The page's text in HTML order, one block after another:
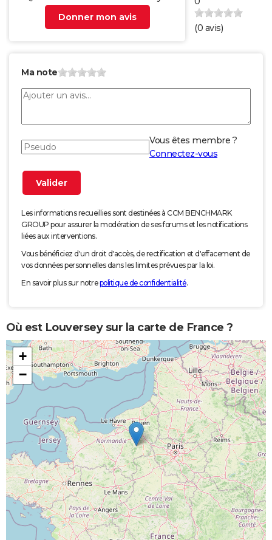
Donner mon avis
(0 avis)
Ma note
Vous êtes membre ?
Connectez-vous
Les informations recueillies sont destinées à CCM BENCHMARK
GROUP pour assurer la modération de ses forums et les notifications
liées aux interventions.
Vous bénéficiez d'un droit d'accès, de rectification et d'effacement de
vos données personnelles dans les limites prévues par la loi.
En savoir plus sur notrepolitique de confidentialité.
Où est Louversey sur la carte de France ?
+
−